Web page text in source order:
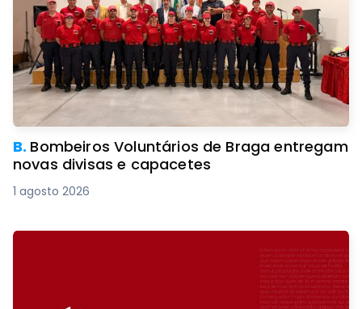
B. Bombeiros Voluntários de Braga entregam
novas divisas e capacetes
1 agosto 2026